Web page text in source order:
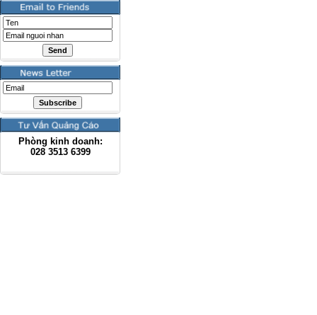
Phòng kinh doanh:
028 3513 6399